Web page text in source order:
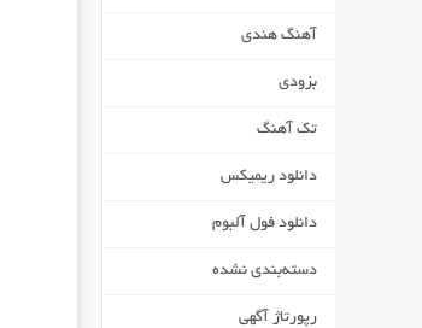
آهنگ هندی
بزودی
تک آهنگ
دانلود ریمیکس
دانلود فول آلبوم
دسته‌بندی نشده
رپورتاژ آگهی